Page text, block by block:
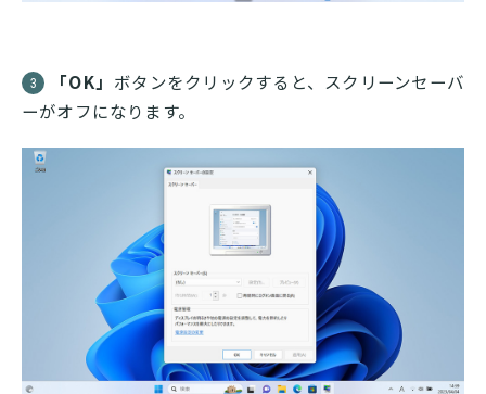
3 「OK」 ボタンをクリックすると、スクリーンセーバ
ーがオフになります。